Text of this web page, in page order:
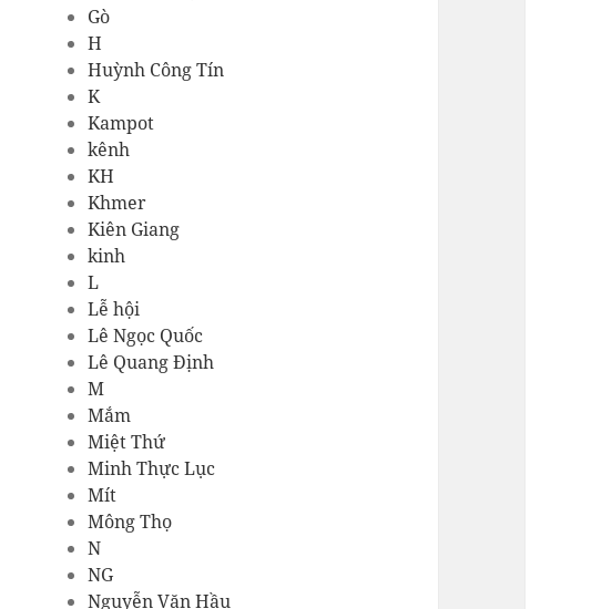
Gò
H
Huỳnh Công Tín
K
Kampot
kênh
KH
Khmer
Kiên Giang
kinh
L
Lễ hội
Lê Ngọc Quốc
Lê Quang Định
M
Mắm
Miệt Thứ
Minh Thực Lục
Mít
Mông Thọ
N
NG
Nguyễn Văn Hầu